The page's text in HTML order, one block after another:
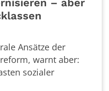
– aber
Ansätze der
warnt aber:
sozialer